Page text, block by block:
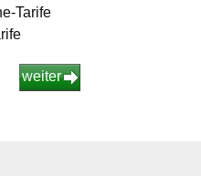
Tarife
weiter